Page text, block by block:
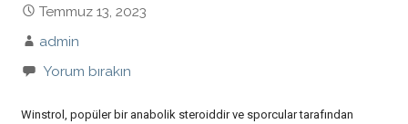
Temmuz 13, 2023
admin
Yorum bırakın
Winstrol, popüler bir anabolik steroiddir ve sporcular tarafından